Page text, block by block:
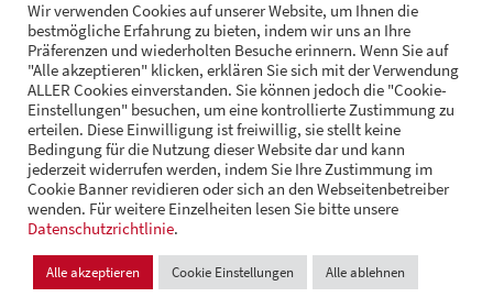
RECHT
FOLGE UNS
© Andrä Consulting Datenschutz
Cookie Einstellungen
Design und Entwicklung:VI BRAND STUDIOS
Wir verwenden Cookies auf unserer Website, um Ihnen die
bestmögliche Erfahrung zu bieten, indem wir uns an Ihre
Präferenzen und wiederholten Besuche erinnern. Wenn Sie auf
"Alle akzeptieren" klicken, erklären Sie sich mit der Verwendung
ALLER Cookies einverstanden. Sie können jedoch die "Cookie-
Einstellungen" besuchen, um eine kontrollierte Zustimmung zu
erteilen. Diese Einwilligung ist freiwillig, sie stellt keine
Bedingung für die Nutzung dieser Website dar und kann
jederzeit widerrufen werden, indem Sie Ihre Zustimmung im
Cookie Banner revidieren oder sich an den Webseitenbetreiber
wenden. Für weitere Einzelheiten lesen Sie bitte unsere
Datenschutzrichtlinie.
Alle akzeptieren Cookie Einstellungen Alle ablehnen